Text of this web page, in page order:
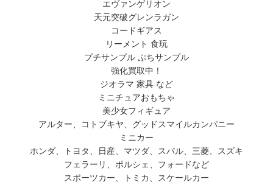
エヴァンゲリオン
天元突破グレンラガン
コードギアス
リーメント 食玩
プチサンプル ぷちサンプル
強化買取中！
ジオラマ 家具 など
ミニチュアおもちゃ
美少女フィギュア
アルター、コトブキヤ、グッドスマイルカンパニー
ミニカー
ホンダ、トヨタ、日産、マツダ、スバル、三菱、スズキ
フェラーリ、ポルシェ、フォードなど
スポーツカー、トミカ、スケールカー